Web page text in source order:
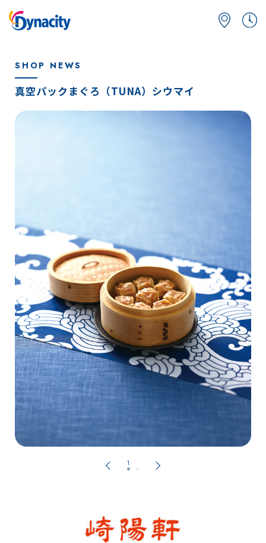
SHOP NEWS
真空パックまぐろ（TUNA）シウマイ